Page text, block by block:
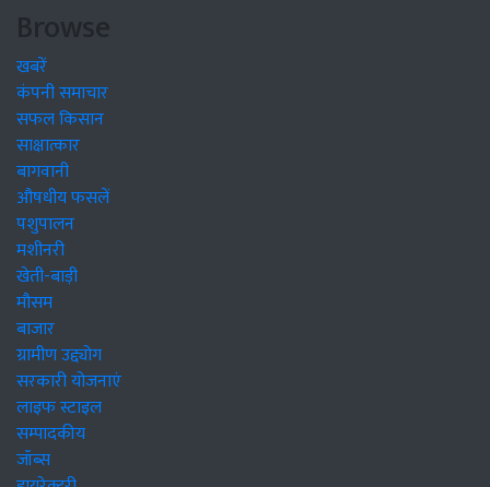
Browse
खबरें
कंपनी समाचार
सफल किसान
साक्षात्कार
बागवानी
औषधीय फसलें
पशुपालन
मशीनरी
खेती-बाड़ी
मौसम
बाजार
ग्रामीण उद्द्योग
सरकारी योजनाएं
लाइफ स्टाइल
सम्पादकीय
जॉब्स